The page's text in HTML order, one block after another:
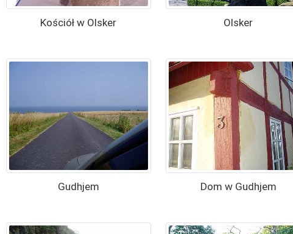
Kościół w Olsker Olsker
Gudhjem Dom w Gudhjem